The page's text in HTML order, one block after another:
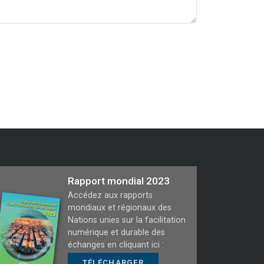
Rapport mondial 2023
Accédez aux rapports
mondiaux et régionaux des
Nations unies sur la facilitation
numérique et durable des
échanges en cliquant ici :